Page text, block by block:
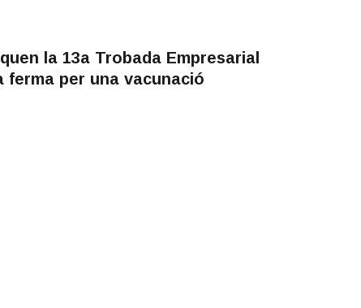
la 13a Trobada Empresarial
ferma per una vacunació